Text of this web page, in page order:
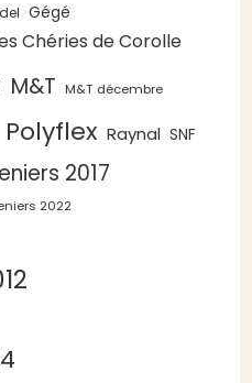
Gégé
Chéries de Corolle
M&T M&T décembre
Polyflex Raynal SNF
2017
2022